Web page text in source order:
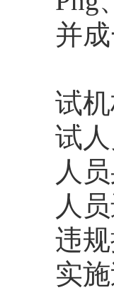
并成
（
试
试
人
人
违
实